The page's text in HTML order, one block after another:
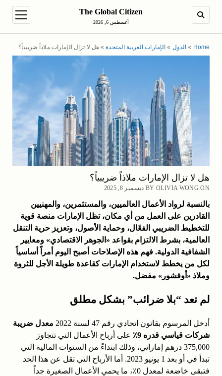
SEARCH
The Global Citizen
أغسطس 6, 2026
menu
Home
» الدول » الإمارات العربية المتحدة »هل لا تزال الإمارات ملاذاً ضريبياً؟
هل لا تزال الإمارات ملاذاً ضريبياً؟
BY OLIVIA WONG ON ديسمبر 8, 2025
بالنسبة لرواد الأعمال العالميين، والمستثمرين، والمهنيين
القادرين على العمل من أي مكان، تظل الإمارات منصة قوية
للتخطيط الضريبي الفعّال، وحماية الأصول، وتعزيز حرية التنقل
العالمية، بشرط الالتزام بقواعد «الجوهر الاقتصادي» ومعايير
الشفافية الدولية. فهم هذه الإصلاحات أصبح اليوم أمراً أساسياً
لكل من يخطط لاستخدام الإمارات كقاعدة طويلة الأجل للثروة
وملاذ «أوفشور» مفضل.
لم تعد “بلا ضرائب” بشكل مطلق
أدخل المرسوم بقانون اتحادي رقم 47 لسنة 2022
معدل ضريبة
شركات قياسي قدره 9٪
على أرباح الأعمال التي تتجاوز
375,000 درهم إماراتي، وذلك ابتداءً من السنوات المالية التي
تبدأ في أو بعد 1 يونيو 2023. أما الأرباح التي تقل عن هذا الحد
فتبقى خاضعة لمعدل 0٪، ما يحمي الأعمال الصغيرة جداً